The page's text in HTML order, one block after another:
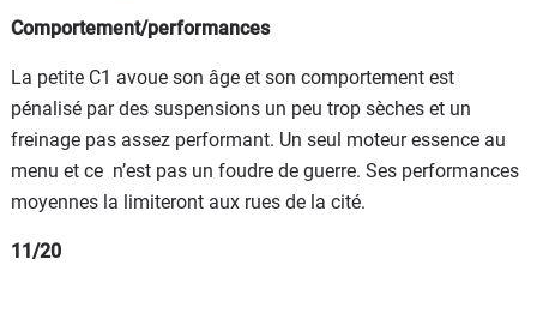
Comportement/performances
La petite C1 avoue son âge et son comportement est
pénalisé par des suspensions un peu trop sèches et un
freinage pas assez performant. Un seul moteur essence au
menu et ce n’est pas un foudre de guerre. Ses performances
moyennes la limiteront aux rues de la cité.
11/20